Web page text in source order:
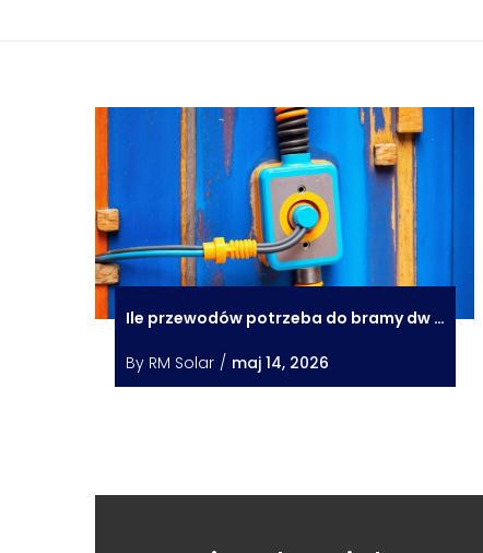
Ile przewodów potrzeba do bramy dw …
By RM Solar / maj 14, 2026